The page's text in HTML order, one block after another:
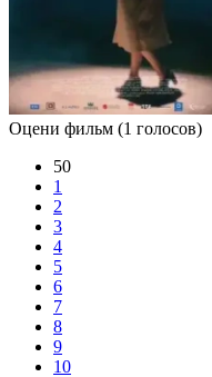
Оцени фильм (1 голосов)
50
1
2
3
4
5
6
7
8
9
10